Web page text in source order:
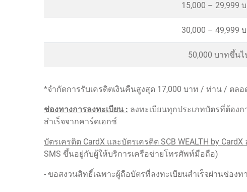
15,000 – 29,999
30,000 – 49,999
50,000 บาทขึ้นไ
*จำกัดการรับเครดิตเงินคืนสูงสุด 17,000 บาท / ท่าน / ตลอ
ช่องทางการลงทะเบียน : ลงทะเบียนทุกประเภทบัตรที่ต้อง
สำเร็จจากคาร์ดเอกซ์
บัตรเครดิต CardX และบัตรเครดิต SCB WEALTH by
SMS ขึ้นอยู่กับผู้ให้บริการเครือข่ายโทรศัพท์มือถือ)
- ขอสงวนสิทธิ์เฉพาะผู้ถือบัตรที่ลงทะเบียนสำเร็จผ่านช่อง